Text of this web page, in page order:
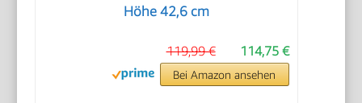
Höhe 42,6 cm
114,75 €
119,99 €
Bei Amazon ansehen